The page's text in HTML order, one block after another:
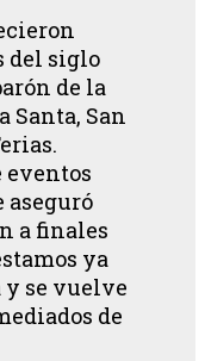
del siglo
de la
Santa, San
eventos
aseguró
a finales
ya
se vuelve
de